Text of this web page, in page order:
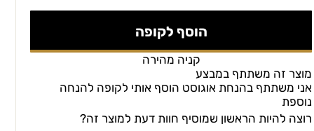
הוסף לקופה
קניה מהירה
מוצר זה משתתף במבצע
אני משתתף בהנחת אוגוסט הוסף אותי לקופה להנחה
נוספת
רוצה להיות הראשון שמוסיף חוות דעת למוצר זה?